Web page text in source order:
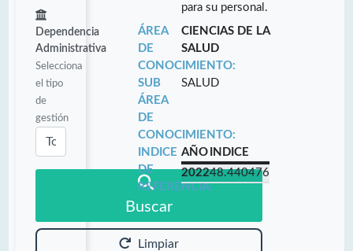
Dependencia
Administrativa
Selecciona
el tipo
de
gestión
Buscar
Limpiar
para su personal.
ÁREA
DE
CONOCIMIENTO:
CIENCIAS DE LA
SALUD
SUB
ÁREA
DE
CONOCIMIENTO:
SALUD
INDICE
DE
REFERENCIA:
AÑO INDICE
202248.440476